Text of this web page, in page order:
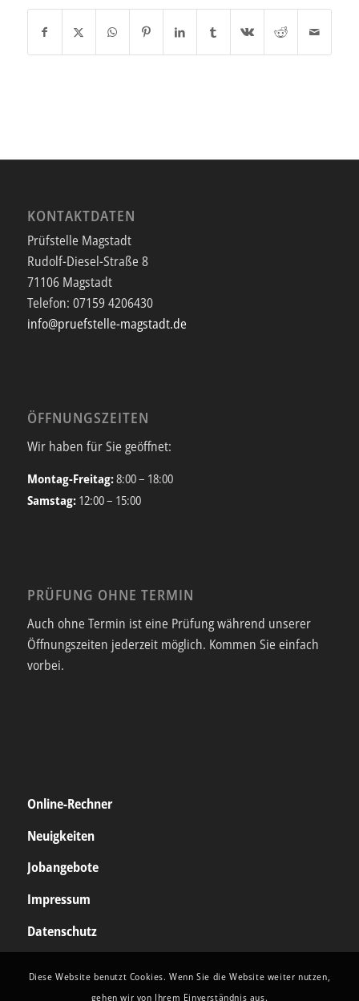
KONTAKTDATEN
Prüfstelle Magstadt
Rudolf-Diesel-Straße 8
71106 Magstadt
Telefon: 07159 4206430
info@pruefstelle-magstadt.de
ÖFFNUNGSZEITEN
Wir haben für Sie geöffnet:
Montag-Freitag:8:00 – 18:00
Samstag: 12:00 – 15:00
PRÜFUNG OHNE TERMIN
Auch ohne Termin ist eine Prüfung während unserer
Öffnungszeiten jederzeit möglich. Kommen Sie einfach
vorbei.
Online-Rechner
Neuigkeiten
Jobangebote
Impressum
Datenschutz
Diese Website benutzt Cookies. Wenn Sie die Website weiter nutzen,
gehen wir von Ihrem Einverständnis aus.